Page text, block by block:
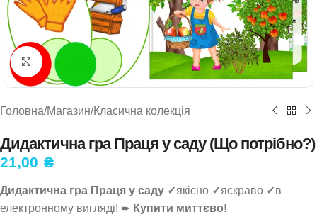
Натисніть, щоб збільшити
Головна/Магазин/Класична колекція
Дидактична гра Праця у саду (Що потрібно?)
21,00 ₴
Дидактична гра Праця у саду ✓якісно ✓яскраво ✓в
електронному вигляді! ➨ Купити миттєво!